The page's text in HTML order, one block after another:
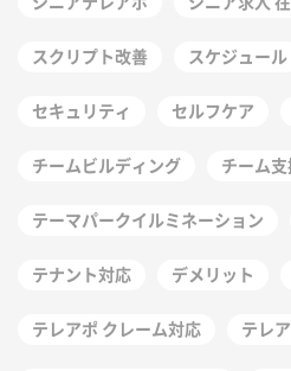
スクリプト改善 スケジュール
セキュリティ セルフケア
チームビルディング チーム支
テーマパークイルミネーション
テナント対応 デメリット
テレアポ クレーム対応 テレ